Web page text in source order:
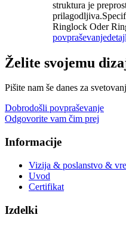
struktura je
Ringlock Oder
povpraševanjedetajl
Želite svojemu
Pišite nam še danes za
Dobrodošli povpraševanje
Odgovorite vam čim prej
Informacije
Vizija & poslanstvo &
Uvod
Certifikat
Izdelki